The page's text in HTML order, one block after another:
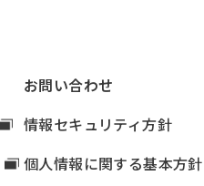
お問い合わせ
情報セキュリティ方針
個人情報に関する基本方針